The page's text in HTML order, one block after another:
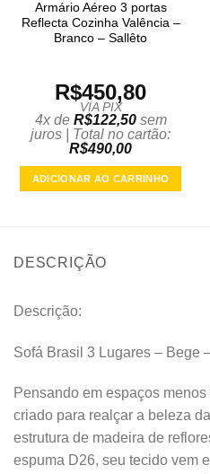
Armário Aéreo 3 portas
Reflecta Cozinha Valência –
Branco – Sallêto
R$450,80
VIA PIX
4x de R$122,50sem
juros | Total no cartão:
R$490,00
ADICIONAR AO CARRINHO
DESCRIÇÃO
Descrição:
Sofá Brasil 3 Lugares – Bege
Pensando em espaços
criado para realçar a beleza
estrutura de madeira de
espuma D26, seu tecido vem